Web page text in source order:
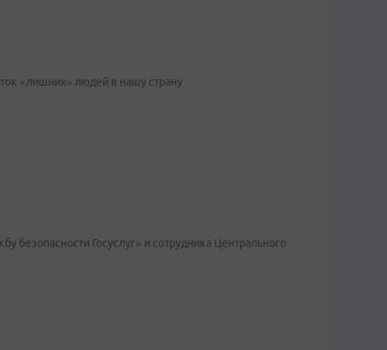
«лишних» людей в нашу страну
безопасности Госуслуг» и сотрудника Центрального